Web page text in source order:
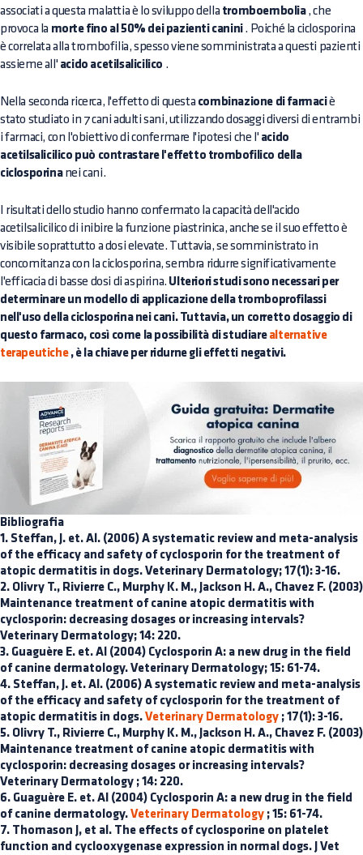
associati a questa malattia è lo sviluppo della tromboembolia, che
provoca la morte fino al 50% dei pazienti canini. Poiché la ciclosporina
è correlata alla trombofilia, spesso viene somministrata a questi pazienti
assieme all' acido acetilsalicilico .
Nella seconda ricerca, l'effetto di questa combinazione di farmaciè
stato studiato in 7 cani adulti sani, utilizzando dosaggi diversi di entrambi
i farmaci, con l'obiettivo di confermare l'ipotesi che l' acido
acetilsalicilico può contrastare l'effetto trombofilico della
ciclosporinanei cani.
I risultati dello studio hanno confermato la capacità dell'acido
acetilsalicilico di inibire la funzione piastrinica, anche se il suo effetto è
visibile soprattutto a dosi elevate. Tuttavia, se somministrato in
concomitanza con la ciclosporina, sembra ridurre significativamente
l'efficacia di basse dosi di aspirina. Ulteriori studi sono necessari per
determinare un modello di applicazione della tromboprofilassi
nell'uso della ciclosporina nei cani. Tuttavia, un corretto dosaggio di
questo farmaco, così come la possibilità di studiarealternative
terapeutiche, è la chiave per ridurne gli effetti negativi.
Bibliografia
1. Steffan, J. et. Al. (2006) A systematic review and meta-analysis
of the efficacy and safety of cyclosporin for the treatment of
atopic dermatitis in dogs. Veterinary Dermatology; 17(1): 3-16.
2. Olivry T., Rivierre C., Murphy K. M., Jackson H. A., Chavez F. (2003)
Maintenance treatment of canine atopic dermatitis with
cyclosporin: decreasing dosages or increasing intervals?
Veterinary Dermatology; 14: 220.
3. Guaguère E. et. Al (2004) Cyclosporin A: a new drug in the field
of canine dermatology. Veterinary Dermatology; 15: 61-74.
4. Steffan, J. et. Al. (2006) A systematic review and meta-analysis
of the efficacy and safety of cyclosporin for the treatment of
atopic dermatitis in dogs.Veterinary Dermatology ; 17(1): 3-16.
5. Olivry T., Rivierre C., Murphy K. M., Jackson H. A., Chavez F. (2003)
Maintenance treatment of canine atopic dermatitis with
cyclosporin: decreasing dosages or increasing intervals?
Veterinary Dermatology ; 14: 220.
6. Guaguère E. et. Al (2004) Cyclosporin A: a new drug in the field
of canine dermatology.Veterinary Dermatology ; 15: 61-74.
7. Thomason J, et al. The effects of cyclosporine on platelet
function and cyclooxygenase expression in normal dogs. J Vet